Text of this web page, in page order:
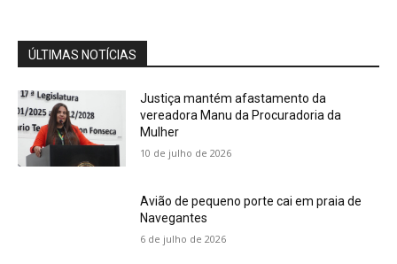
ÚLTIMAS NOTÍCIAS
Justiça mantém afastamento da
vereadora Manu da Procuradoria da
Mulher
10 de julho de 2026
Avião de pequeno porte cai em praia de
Navegantes
6 de julho de 2026